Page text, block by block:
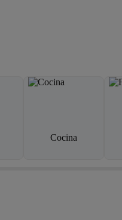
Cocina